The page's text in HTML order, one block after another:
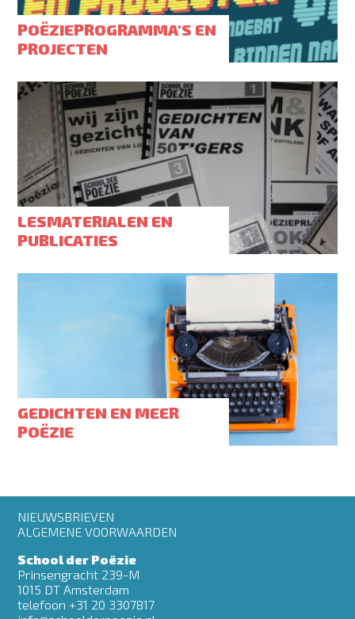
POËZIEPROGRAMMA'S EN
PROJECTEN
LESMATERIALEN EN
PUBLICATIES
GEDICHTEN EN MEER
POËZIE
Footer
menu
NIEUWSBRIEVEN
ALGEMENE VOORWAARDEN
School der Poëzie
Prinsengracht 239-M
1015 DT Amsterdam
telefoon +31 20 3307817